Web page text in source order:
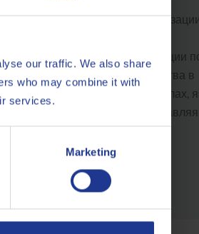
our traffic. We also share
who may combine it with
services.
Marketing
программу для
клиентов. Команда
важной информации
значительные средства в
в наших смазочных материалах,
для каждого случая, предоставляя